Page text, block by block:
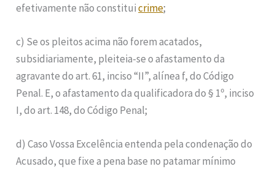
efetivamente não constituicrime;
c) Se os pleitos acima não forem acatados,
subsidiariamente, pleiteia-se o afastamento da
agravante do art. 61, inciso “II”, alínea f, do Código
Penal. E, o afastamento da qualificadora do § 1º, inciso
I, do art. 148, do Código Penal;
d) Caso Vossa Excelência entenda pela condenação do
Acusado, que fixe a pena base no patamar mínimo